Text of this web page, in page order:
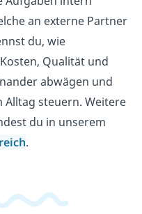
an externe Partner
du, wie
Qualität und
abwägen und
Alltag steuern. Weitere
du in unserem
.